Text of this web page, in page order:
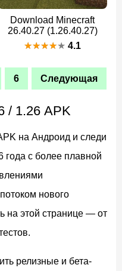
Download Minecraft
26.40.27 (1.26.40.27)
4.1
6 Следующая
/ 1.26 APK
на Андроид и следи
года с более плавной
нового
на этой странице — от
релизные и бета-